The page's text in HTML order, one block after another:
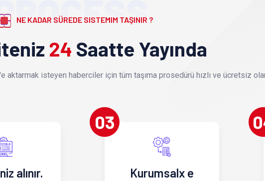
NE KADAR SÜREDE SISTEMIM TAŞINIR ?
24 Saatte Yayında
aktarmak isteyen haberciler için tüm taşıma prosedürü hızlı ve ücretsiz
alınır.
03
Kurumsalx e